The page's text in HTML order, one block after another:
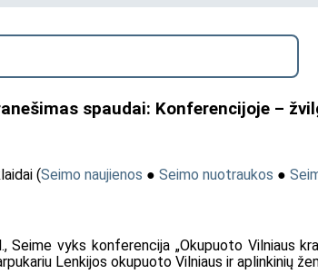
spaudai: Konferencijoje –
(Seimo naujienos ● Seimo nuotraukos ●
Seime vyks konferencija „Okupuoto Vilniaus
Lenkijos okupuoto Vilniaus ir aplinkinių